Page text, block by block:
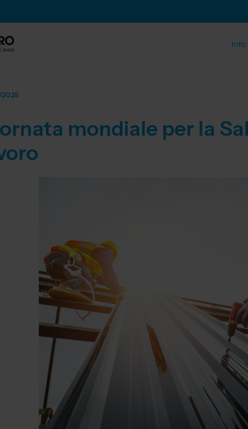
Info
mondiale per la